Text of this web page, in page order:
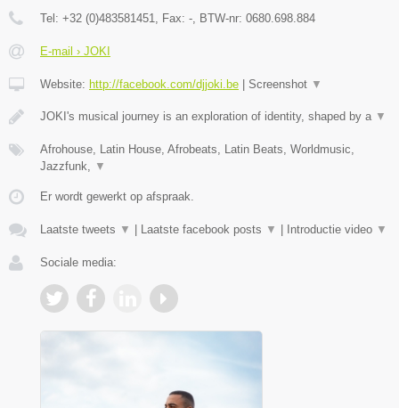
Tel: +32 (0)483581451 , Fax: - , BTW-nr: 0680.698.884
E-mail › JOKI
Website: http://facebook.com/djjoki.be Screenshot ▼
JOKI's musical journey is an exploration of identity, shaped by a ▼
Afrohouse, Latin House, Afrobeats, Latin Beats, Worldmusic,
Jazzfunk,
▼
Er wordt gewerkt op afspraak.
Laatste tweets ▼ Laatste facebook posts ▼ Introductie video ▼
Sociale media: